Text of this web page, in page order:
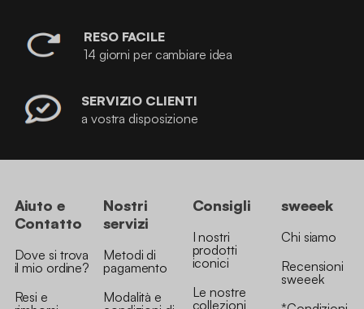
RESO FACILE
14 giorni per cambiare idea
SERVIZIO CLIENTI
a vostra disposizione
Aiuto e
Contatto
Dove si trova
il mio ordine?
Resi e
Nostri
servizi
Metodi di
pagamento
Modalità e
Consigli
I nostri
prodotti
iconici
Le nostre
collezioni
sweeek
Chi siamo
Recensioni
sweeek